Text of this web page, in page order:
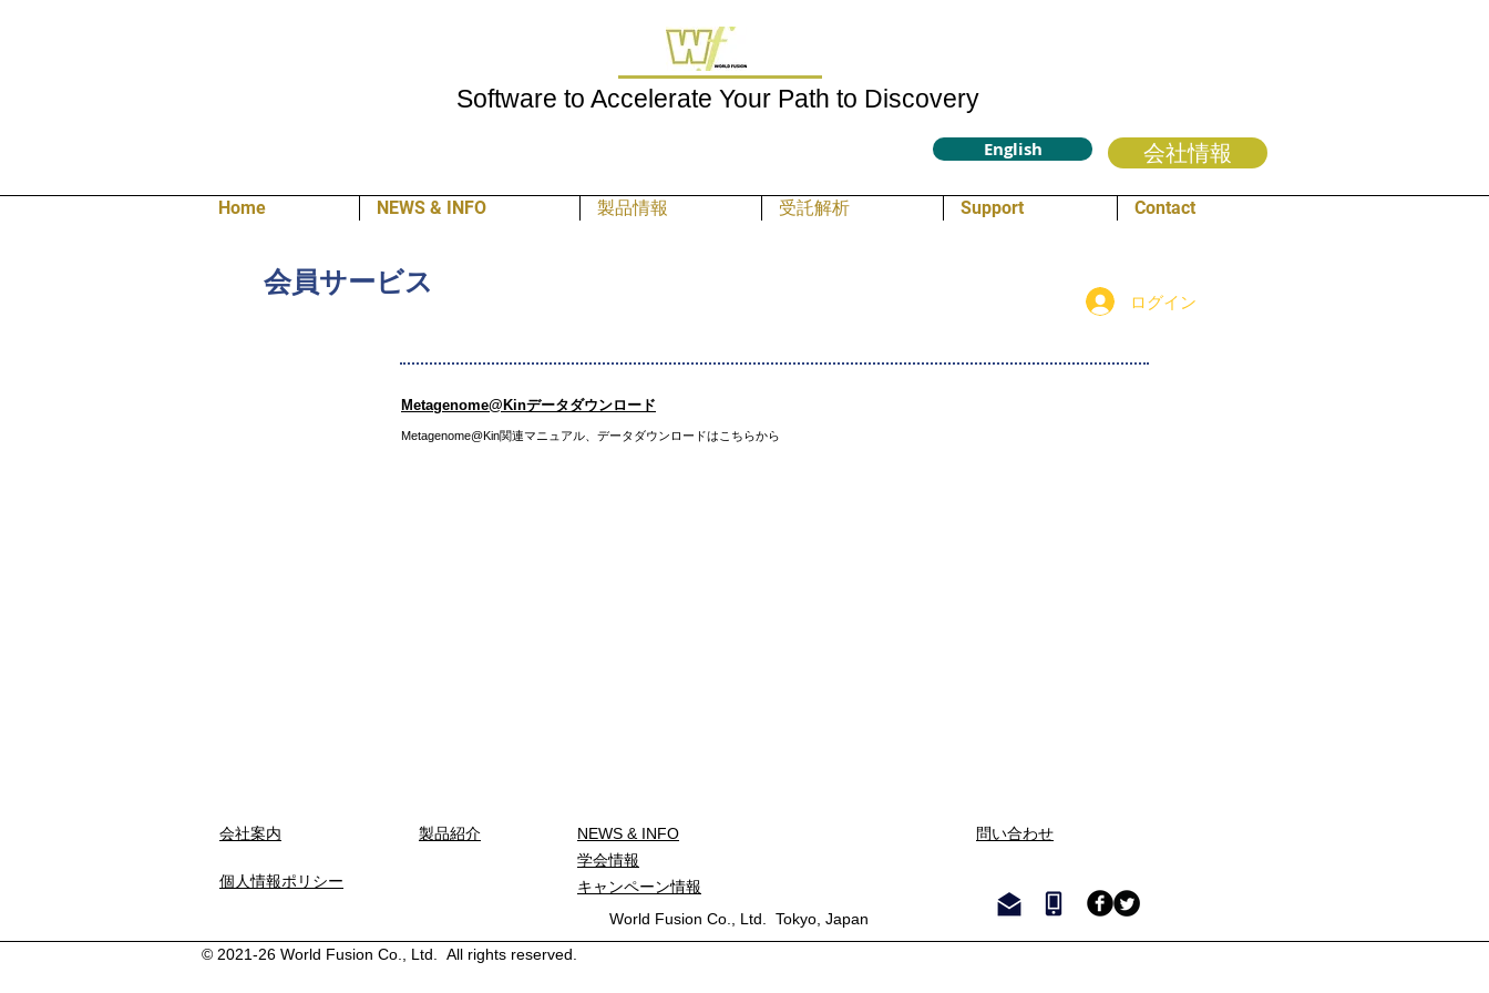
Software to Accelerate Your Path to Discovery
English 会社情報
Home NEWS & INFO 製品情報 受託解析 Support Contact
会員サービス
ログイン
Metagenome@Kinデータダウンロード
Metagenome@Kin関連マニュアル、データダウンロードはこちらから
​会社案内 製品紹介
​個人情報ポリシー
​NEWS & INFO
学会情報
キャンペーン情報
World Fusion Co., Ltd. Tokyo, Japan
​問い合わせ
© 2021-26 World Fusion Co., Ltd. All rights reserved.